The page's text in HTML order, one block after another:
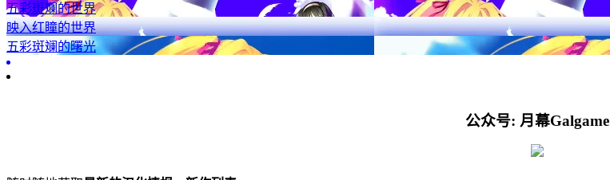
五彩斑斓的世界
映入红瞳的世界
五彩斑斓的曙光
公众号: 月幕Galgame